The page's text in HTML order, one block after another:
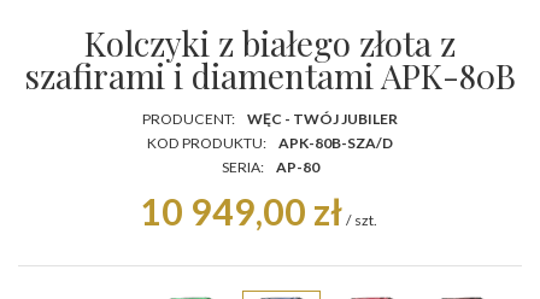
Kolczyki z białego złota z
szafirami i diamentami APK-80B
PRODUCENT:
WĘC - TWÓJ JUBILER
KOD PRODUKTU:
APK-80B-SZA/D
SERIA:
AP-80
10 949,00 zł / szt.